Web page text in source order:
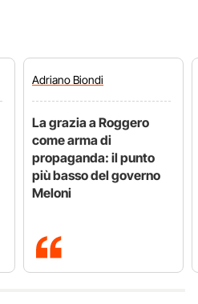
AdrianoBiondi
La grazia a Roggero
come arma di
propaganda: il punto
più basso del governo
Meloni